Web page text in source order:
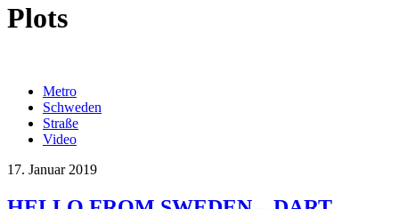
Plots
Metro
Schweden
Straße
Video
17. Januar 2019